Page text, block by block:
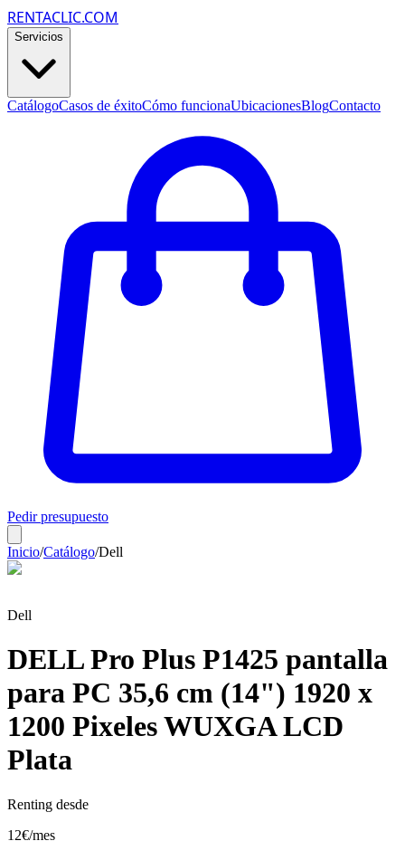
RENTACLIC.COM
Servicios
CatálogoCasos de éxitoCómo funcionaUbicacionesBlogContacto
Pedir presupuesto
Inicio/Catálogo/Dell
Dell
DELL Pro Plus P1425 pantalla
para PC 35,6 cm (14") 1920 x
1200 Pixeles WUXGA LCD
Plata
Renting desde
12€/mes